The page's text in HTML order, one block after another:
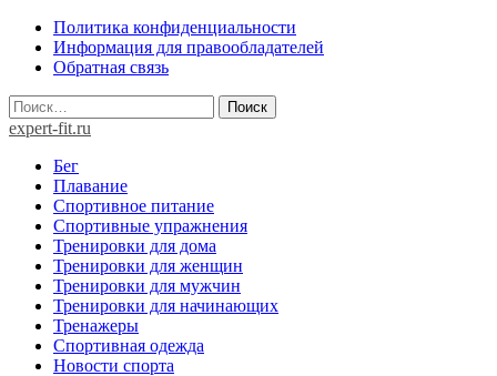
Skip
content
Политика конфиденциальности
Информация для правообладателей
Обратная связь
Найти:
expert-fit.ru
Бег
Плавание
Спортивное питание
Спортивные упражнения
Тренировки для дома
Тренировки для женщин
Тренировки для мужчин
Тренировки для начинающих
Тренажеры
Спортивная одежда
Новости спорта